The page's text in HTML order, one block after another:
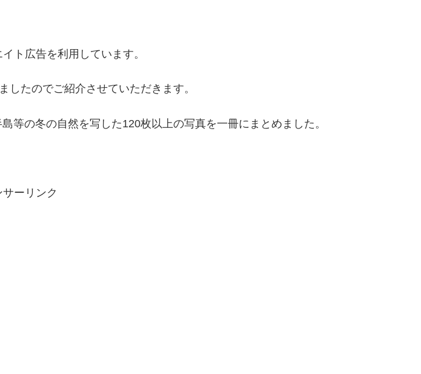
ト広告を利用しています。
たのでご紹介させていただきます。
等の冬の自然を写した120枚以上の写真を一冊にまとめました。
サーリンク